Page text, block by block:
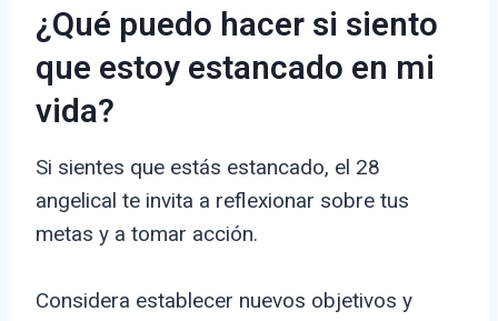
¿Qué puedo hacer si siento
que estoy estancado en mi
vida?
Si sientes que estás estancado, el 28
angelical te invita a reflexionar sobre tus
metas y a tomar acción.
Considera establecer nuevos objetivos y